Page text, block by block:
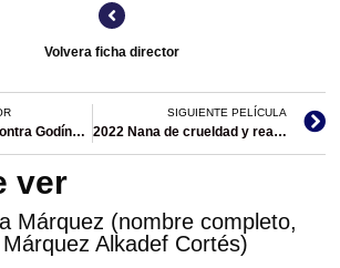
Volvera ficha director
2022 Mirreyes contra Godínez 2: El retiro
SIGUIENTE PELÍCULA
2022 Nana de crueldad y realidad
ver
Márquez (nombre completo,
Alkadef Cortés)